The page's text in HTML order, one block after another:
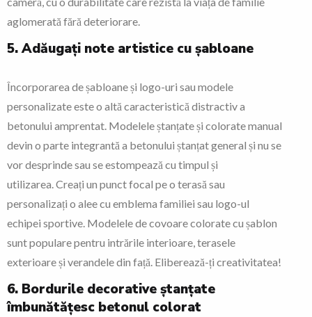
aglomerată fără deteriorare.
5. Adăugați note artistice cu șabloane
Încorporarea de șabloane și logo-uri sau modele
personalizate este o altă caracteristică distractiv a
betonului amprentat. Modelele ștanțate și colorate manual
devin o parte integrantă a betonului ștanțat general și nu se
vor desprinde sau se estompează cu timpul și
utilizarea. Creați un punct focal pe o terasă sau
personalizați o alee cu emblema familiei sau logo-ul
echipei sportive. Modelele de covoare colorate cu șablon
sunt populare pentru intrările interioare, terasele
exterioare și verandele din față. Eliberează-ți creativitatea!
6. Bordurile decorative ștanțate
îmbunătățesc betonul colorat